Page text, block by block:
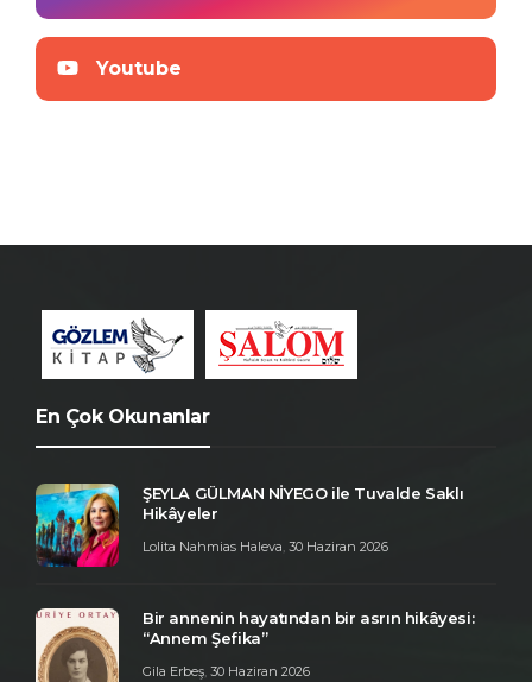
Youtube
En Çok Okunanlar
ŞEYLA GÜLMAN NİYEGO ile Tuvalde Saklı
Hikâyeler
Lolita Nahmias Haleva, 30 Haziran 2026
Bir annenin hayatından bir asrın hikâyesi:
“Annem Şefika”
Gila Erbeş, 30 Haziran 2026